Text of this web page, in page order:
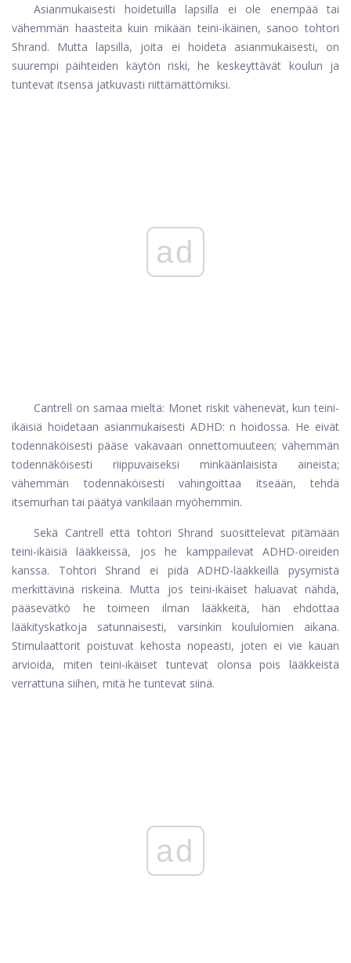
Asianmukaisesti hoidetuilla lapsilla ei ole enempää tai
vähemmän haasteita kuin mikään teini-ikäinen, sanoo tohtori
Shrand. Mutta lapsilla, joita ei hoideta asianmukaisesti, on
suurempi päihteiden käytön riski, he keskeyttävät koulun ja
tuntevat itsensä jatkuvasti riittämättömiksi.
ad
Cantrell on samaa mieltä: Monet riskit vähenevät, kun teini-
ikäisiä hoidetaan asianmukaisesti ADHD: n hoidossa. He eivät
todennäköisesti pääse vakavaan onnettomuuteen; vähemmän
todennäköisesti riippuvaiseksi minkäänlaisista aineista;
vähemmän todennäköisesti vahingoittaa itseään, tehdä
itsemurhan tai päätyä vankilaan myöhemmin.
Sekä Cantrell että tohtori Shrand suosittelevat pitämään
teini-ikäisiä lääkkeissä, jos he kamppailevat ADHD-oireiden
kanssa. Tohtori Shrand ei pidä ADHD-lääkkeillä pysymistä
merkittävinä riskeinä. Mutta jos teini-ikäiset haluavat nähdä,
pääsevätkö he toimeen ilman lääkkeitä, hän ehdottaa
lääkityskatkoja satunnaisesti, varsinkin koululomien aikana.
Stimulaattorit poistuvat kehosta nopeasti, joten ei vie kauan
arvioida, miten teini-ikäiset tuntevat olonsa pois lääkkeistä
verrattuna siihen, mitä he tuntevat siinä.
ad